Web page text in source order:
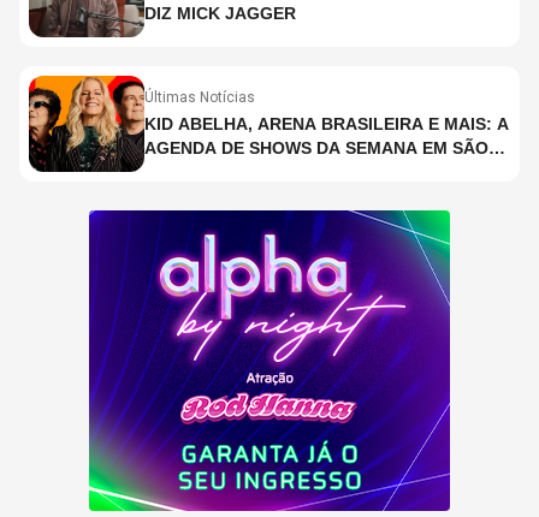
DIZ MICK JAGGER
Últimas Notícias
KID ABELHA, ARENA BRASILEIRA E MAIS: A
AGENDA DE SHOWS DA SEMANA EM SÃO